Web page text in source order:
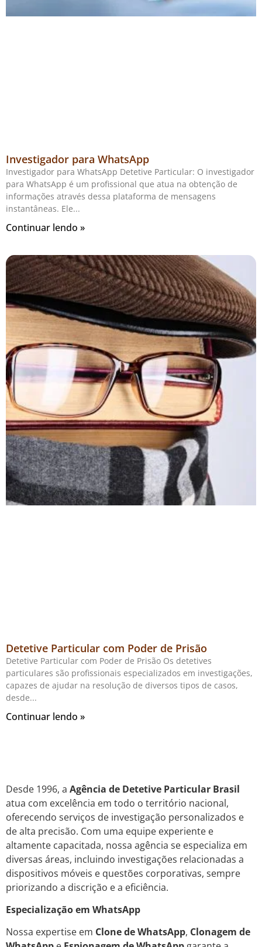
Investigador para WhatsApp
Investigador para WhatsApp Detetive Particular: O investigador
para WhatsApp é um profissional que atua na obtenção de
informações através dessa plataforma de mensagens
instantâneas. Ele
Continuar lendo »
Detetive Particular com Poder de Prisão
Detetive Particular com Poder de Prisão Os detetives
particulares são profissionais especializados em investigações,
capazes de ajudar na resolução de diversos tipos de casos,
desde
Continuar lendo »
Desde 1996, a Agência de Detetive Particular Brasil
atua com excelência em todo o território nacional,
oferecendo serviços de investigação personalizados e
de alta precisão. Com uma equipe experiente e
altamente capacitada, nossa agência se especializa em
diversas áreas, incluindo investigações relacionadas a
dispositivos móveis e questões corporativas, sempre
priorizando a discrição e a eficiência.
Especialização em WhatsApp
Nossa expertise em Clone de WhatsApp, Clonagem de